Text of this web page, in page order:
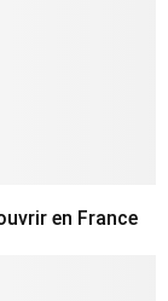
en France